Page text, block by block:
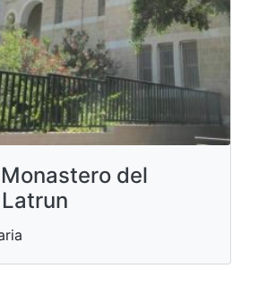
del